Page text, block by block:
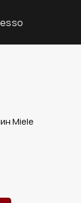
Miele